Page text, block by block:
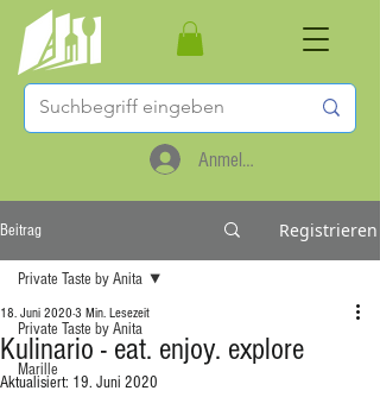
Anmelden
Beitrag Registrieren
Private Taste by Anita
Marille
Private Taste by Anita
Kulinario - eat. enjoy. explore
18. Juni 2020 3 Min. Lesezeit
Aktualisiert: 19. Juni 2020